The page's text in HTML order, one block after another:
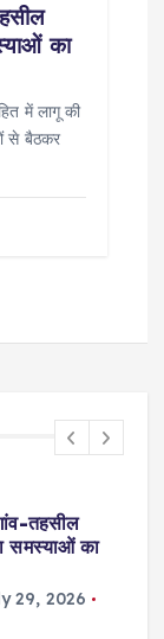
का
में लागू की
से बैठकर
तहसील
समस्याओं का
29, 2026